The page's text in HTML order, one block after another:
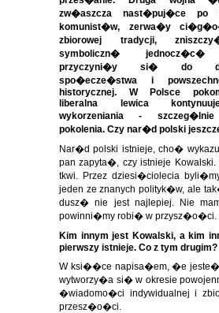
zw�aszcza nast�puj�ce po
komunist�w, zerwa�y
zbiorowej tradycji,
symboliczn� jednocz�c�
przyczyni�y si� do
spo�ecze�stwa i
historycznej. W Polsce
liberalna lewica
wykorzeniania -
pokolenia. Czy nar�d polski
Nar�d polski istnieje, cho�
pan zapyta�, czy istnieje
tkwi. Przez dziesi�ciolecia
jeden ze znanych polityk�w, ale
dusz� nie jest najlepiej. Nie
powinni�my robi� w przysz�o�ci.
Kim innym jest Kowalski, a kim
pierwszy istnieje. Co z tym drugim?
W ksi��ce napisa�em, �e
wytworzy�a si� w okresie
�wiadomo�ci indywidualnej i
przesz�o�ci.